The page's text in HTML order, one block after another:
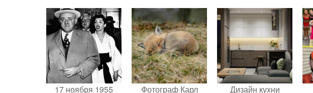
искусства
превратили.
вернулась домой с
подарком, который
точно не влезет в
дамскую сумочку.
17 ноября 1955 Фотограф Карл Дизайн кухни